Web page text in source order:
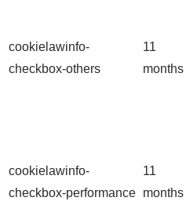
cookielawinfo-
checkbox-others
11
months
cookielawinfo-
checkbox-performance
11
months